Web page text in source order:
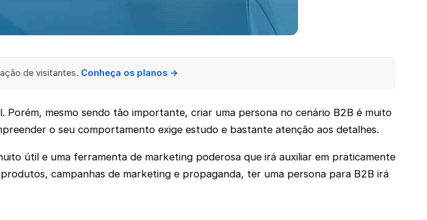
de visitantes. Conheça os planos →
mesmo sendo tão importante, criar uma persona no cenário B2B é muito
o seu comportamento exige estudo e bastante atenção aos detalhes.
útil e uma ferramenta de marketing poderosa que irá auxiliar em praticamente
campanhas de marketing e propaganda, ter uma persona para B2B irá